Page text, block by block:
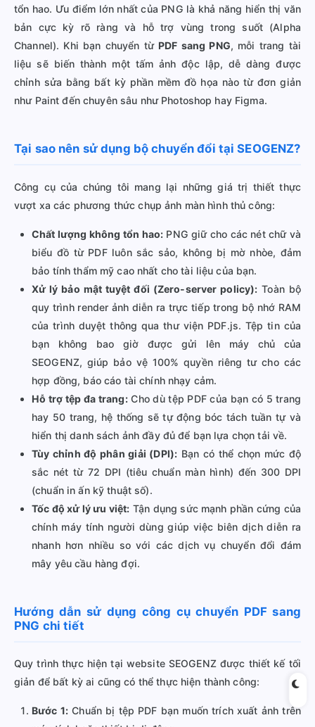
tổn hao. Ưu điểm lớn nhất của PNG là khả năng hiển thị văn
bản cực kỳ rõ ràng và hỗ trợ vùng trong suốt (Alpha
Channel). Khi bạn chuyển từ PDF sang PNG, mỗi trang tài
liệu sẽ biến thành một tấm ảnh độc lập, dễ dàng được
chỉnh sửa bằng bất kỳ phần mềm đồ họa nào từ đơn giản
như Paint đến chuyên sâu như Photoshop hay Figma.
Tại sao nên sử dụng bộ chuyển đổi tại SEOGENZ?
Công cụ của chúng tôi mang lại những giá trị thiết thực
vượt xa các phương thức chụp ảnh màn hình thủ công:
Chất lượng không tổn hao: PNG giữ cho các nét chữ và
biểu đồ từ PDF luôn sắc sảo, không bị mờ nhòe, đảm
bảo tính thẩm mỹ cao nhất cho tài liệu của bạn.
Xử lý bảo mật tuyệt đối (Zero-server policy): Toàn bộ
quy trình render ảnh diễn ra trực tiếp trong bộ nhớ RAM
của trình duyệt thông qua thư viện PDF.js. Tệp tin của
bạn không bao giờ được gửi lên máy chủ của
SEOGENZ, giúp bảo vệ 100% quyền riêng tư cho các
hợp đồng, báo cáo tài chính nhạy cảm.
Hỗ trợ tệp đa trang:Cho dù tệp PDF của bạn có 5 trang
hay 50 trang, hệ thống sẽ tự động bóc tách tuần tự và
hiển thị danh sách ảnh đầy đủ để bạn lựa chọn tải về.
Tùy chỉnh độ phân giải (DPI): Bạn có thể chọn mức độ
sắc nét từ 72 DPI (tiêu chuẩn màn hình) đến 300 DPI
(chuẩn in ấn kỹ thuật số).
Tốc độ xử lý ưu việt: Tận dụng sức mạnh phần cứng của
chính máy tính người dùng giúp việc biên dịch diễn ra
nhanh hơn nhiều so với các dịch vụ chuyển đổi đám
mây yêu cầu hàng đợi.
Hướng dẫn sử dụng công cụ chuyển PDF sang
PNG chi tiết
Quy trình thực hiện tại website SEOGENZ được thiết kế tối
giản để bất kỳ ai cũng có thể thực hiện thành công:
Bước 1: Chuẩn bị tệp PDF bạn muốn trích xuất ảnh trên